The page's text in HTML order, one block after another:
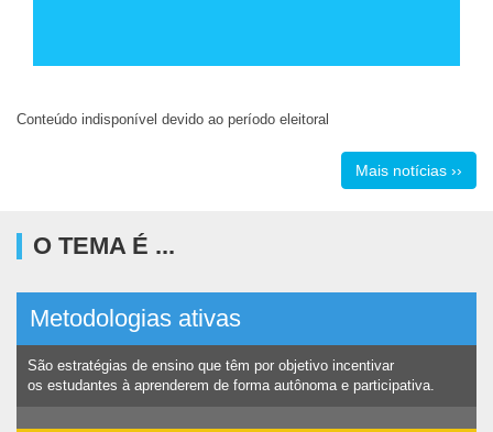
Conteúdo indisponível devido ao período eleitoral
Mais notícias ››
O TEMA É ...
Metodologias ativas
São estratégias de ensino que têm por objetivo incentivar
os estudantes à aprenderem de forma autônoma e participativa.